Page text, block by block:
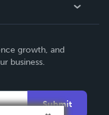
growth, and
business.
Submit